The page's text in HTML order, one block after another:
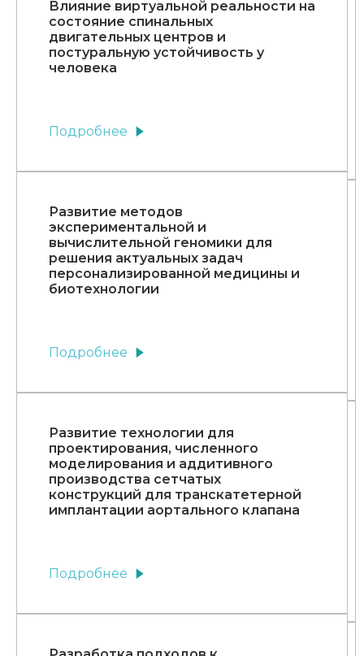
Влияние виртуальной реальности на
состояние спинальных
двигательных центров и
постуральную устойчивость у
человека
Подробнее
Развитие методов
экспериментальной и
вычислительной геномики для
решения актуальных задач
персонализированной медицины и
биотехнологии
Подробнее
Развитие технологии для
проектирования, численного
моделирования и аддитивного
производства сетчатых
конструкций для транскатетерной
имплантации аортального клапана
Подробнее